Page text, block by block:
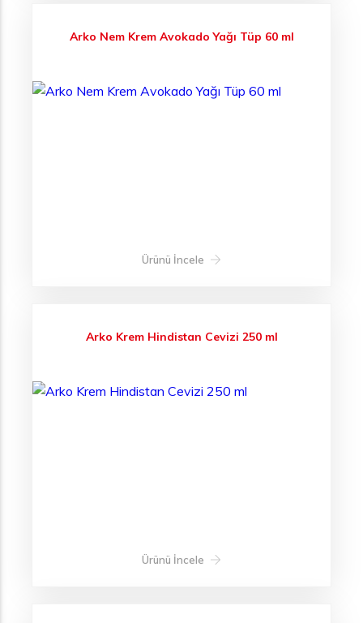
Arko Nem Krem Avokado Yağı Tüp 60 ml
Ürünü İncele
Arko Krem Hindistan Cevizi 250 ml
Ürünü İncele